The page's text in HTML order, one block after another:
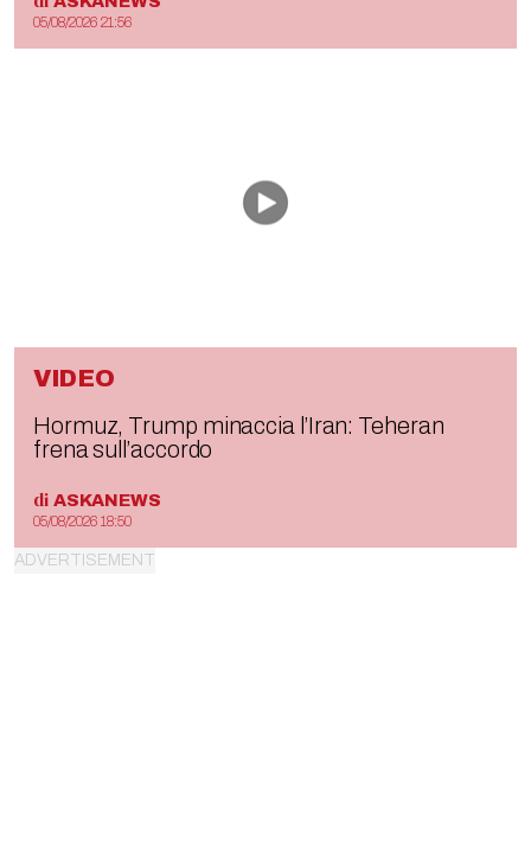
05/08/2026 21:56
VIDEO
Hormuz, Trump minaccia l’Iran: Teheran
frena sull’accordo
di ASKANEWS
05/08/2026 18:50